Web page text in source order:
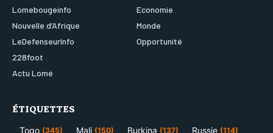
Lomebougeinfo
Nouvelle d’Afrique
LeDefenseurInfo
228foot
Actu Lomé
Economie
Monde
Opportunité
ÉTIQUETTES
Togo (345) Mali (150) Burkina (137) Russie (114)